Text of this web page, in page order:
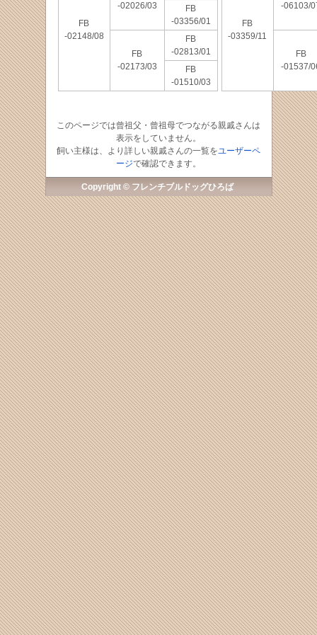
FB
-02148/08
-02026/03
FB
-03356/01
FB
-02173/03
FB
-02813/01
FB
-01510/03
FB
-03359/11
-06103/
FB
-01537/
このページでは曾祖父・曾祖母でつながる親戚さんは
表示をしていません。
飼い主様は、より詳しい親戚さんの一覧をユーザーペ
ージで確認できます。
Copyright © フレンチブルドッグひろば